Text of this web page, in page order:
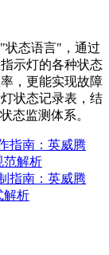
状态语言"，通过
示灯的各种状态
，更能实现故障
状态记录表，结
态监测体系。
指南：英威腾
范解析
指南：英威腾
解析